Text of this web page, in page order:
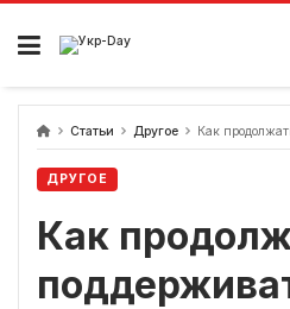
перейти
содержанию
Статьи Другое Как продолжать
ДРУГОЕ
Как